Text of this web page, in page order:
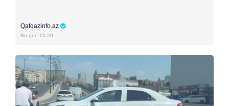
Qafqazinfo.az
Bu gün 15:20